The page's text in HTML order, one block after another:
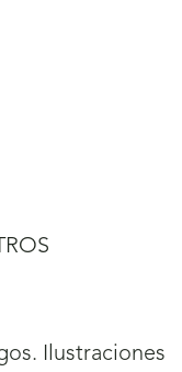
Ilustraciones